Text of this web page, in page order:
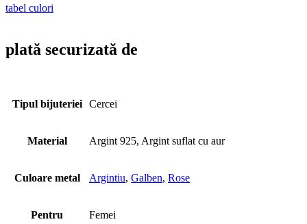
tabel culori
plată securizată de
Tipul bijuteriei Cercei
Material Argint 925, Argint suflat cu aur
Culoare metal Argintiu, Galben, Rose
Pentru Femei